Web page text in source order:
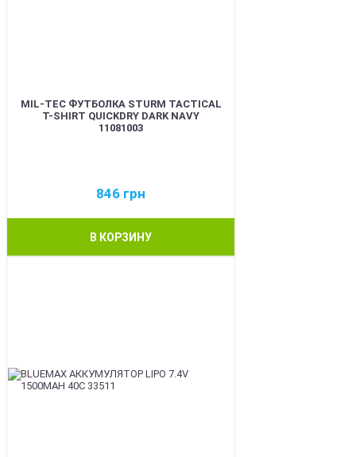
MIL-TEC ФУТБОЛКА STURM TACTICAL
T-SHIRT QUICKDRY DARK NAVY
11081003
846 грн
В КОРЗИНУ